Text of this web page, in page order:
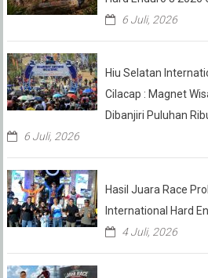
6 Juli, 2026
Hiu Selatan
Cilacap : Magnet
Dibanjiri Puluhan
6 Juli, 2026
Hasil Juara Race
International Hard
4 Juli, 2026